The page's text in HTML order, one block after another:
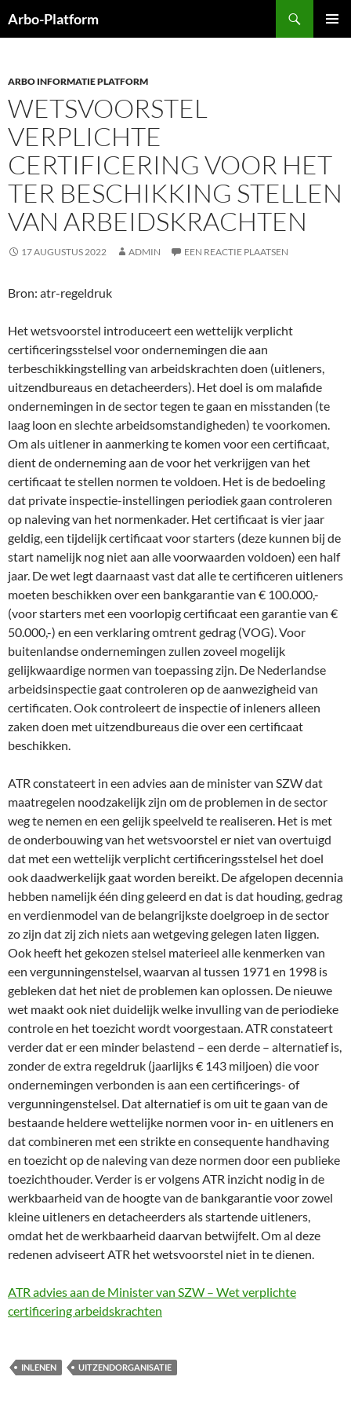
naar
Arbo-Platform
ARBO INFORMATIE PLATFORM
WETSVOORSTEL
VERPLICHTE
CERTIFICERING VOOR HET
TER BESCHIKKING STELLEN
VAN ARBEIDSKRACHTEN
17 AUGUSTUS 2022 ADMIN EEN REACTIE PLAATSEN
Bron: atr-regeldruk
Het wetsvoorstel introduceert een wettelijk verplicht
certificeringsstelsel voor ondernemingen die aan
terbeschikkingstelling van arbeidskrachten doen (uitleners,
uitzendbureaus en detacheerders). Het doel is om malafide
ondernemingen in de sector tegen te gaan en misstanden (te
laag loon en slechte arbeidsomstandigheden) te voorkomen.
Om als uitlener in aanmerking te komen voor een certificaat,
dient de onderneming aan de voor het verkrijgen van het
certificaat te stellen normen te voldoen. Het is de bedoeling
dat private inspectie-instellingen periodiek gaan controleren
op naleving van het normenkader. Het certificaat is vier jaar
geldig, een tijdelijk certificaat voor starters (deze kunnen bij de
start namelijk nog niet aan alle voorwaarden voldoen) een half
jaar. De wet legt daarnaast vast dat alle te certificeren uitleners
moeten beschikken over een bankgarantie van € 100.000,-
(voor starters met een voorlopig certificaat een garantie van €
50.000,-) en een verklaring omtrent gedrag (VOG). Voor
buitenlandse ondernemingen zullen zoveel mogelijk
gelijkwaardige normen van toepassing zijn. De Nederlandse
arbeidsinspectie gaat controleren op de aanwezigheid van
certificaten. Ook controleert de inspectie of inleners alleen
zaken doen met uitzendbureaus die over een certificaat
beschikken.
ATR constateert in een advies aan de minister van SZW dat
maatregelen noodzakelijk zijn om de problemen in de sector
weg te nemen en een gelijk speelveld te realiseren. Het is met
de onderbouwing van het wetsvoorstel er niet van overtuigd
dat met een wettelijk verplicht certificeringsstelsel het doel
ook daadwerkelijk gaat worden bereikt. De afgelopen decennia
hebben namelijk één ding geleerd en dat is dat houding, gedrag
en verdienmodel van de belangrijkste doelgroep in de sector
zo zijn dat zij zich niets aan wetgeving gelegen laten liggen.
Ook heeft het gekozen stelsel materieel alle kenmerken van
een vergunningenstelsel, waarvan al tussen 1971 en 1998 is
gebleken dat het niet de problemen kan oplossen. De nieuwe
wet maakt ook niet duidelijk welke invulling van de periodieke
controle en het toezicht wordt voorgestaan. ATR constateert
verder dat er een minder belastend – een derde – alternatief is,
zonder de extra regeldruk (jaarlijks € 143 miljoen) die voor
ondernemingen verbonden is aan een certificerings- of
vergunningenstelsel. Dat alternatief is om uit te gaan van de
bestaande heldere wettelijke normen voor in- en uitleners en
dat combineren met een strikte en consequente handhaving
en toezicht op de naleving van deze normen door een publieke
toezichthouder. Verder is er volgens ATR inzicht nodig in de
werkbaarheid van de hoogte van de bankgarantie voor zowel
kleine uitleners en detacheerders als startende uitleners,
omdat het de werkbaarheid daarvan betwijfelt. Om al deze
redenen adviseert ATR het wetsvoorstel niet in te dienen.
ATR advies aan de Minister van SZW – Wet verplichte
certificering arbeidskrachten
INLENEN UITZENDORGANISATIE